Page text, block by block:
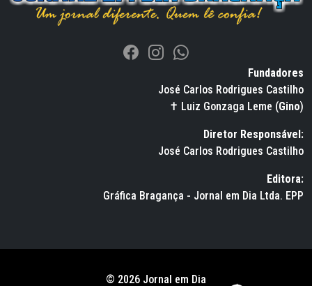
Fundadores
José Carlos Rodrigues Castilho
✝ Luiz Gonzaga Leme (Gino)
Diretor Responsável:
José Carlos Rodrigues Castilho
Editora:
Gráfica Bragança - Jornal em Dia Ltda. EPP
© 2026 Jornal em Dia